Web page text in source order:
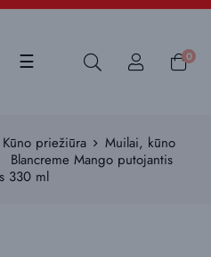
Toggle
☰ 0
Kūno priežiūra
Muilai, kūno
Blancreme Mango putojantis
330 ml